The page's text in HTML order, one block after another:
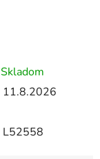
Skladom
11.8.2026
L52558